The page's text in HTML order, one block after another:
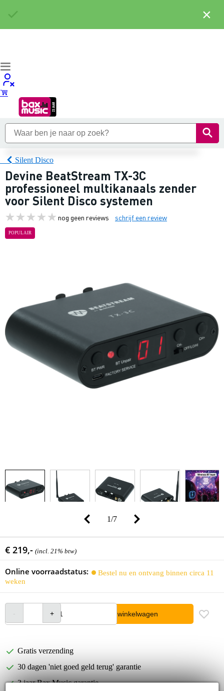
Silent Disco
Devine BeatStream TX-3C
professioneel multikanaals zender
voor Silent Disco systemen
nog geen reviews schrijf een review
POPULAIR
1/7
€ 219,- (incl. 21% btw)
Online voorraadstatus:
Bestel nu en ontvang binnen circa 11
weken
In winkelwagen
Gratis verzending
30 dagen 'niet goed geld terug' garantie
3 jaar Bax Music garantie
×